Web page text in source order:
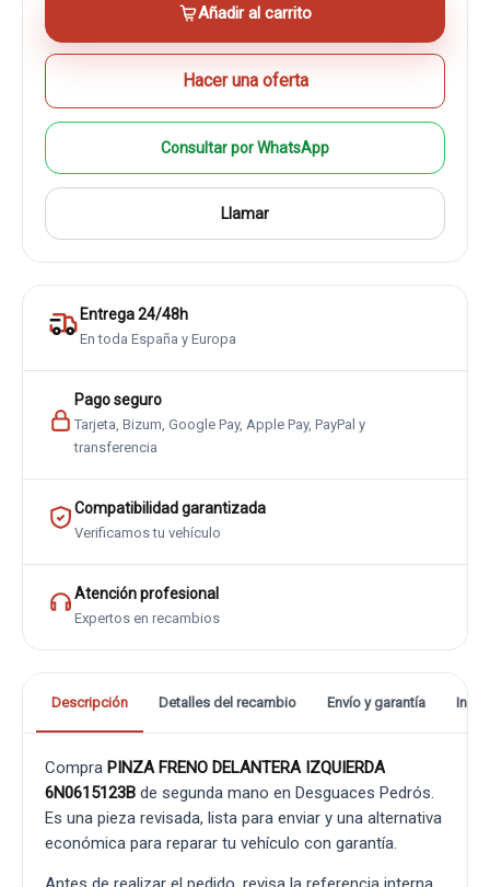
Añadir al carrito
Hacer una oferta
Consultar por WhatsApp
Llamar
Entrega 24/48h
En toda España y Europa
Pago seguro
Tarjeta, Bizum, Google Pay, Apple Pay, PayPal y
transferencia
Compatibilidad garantizada
Verificamos tu vehículo
Atención profesional
Expertos en recambios
Descripción Detalles del recambio Envío y garantía
Compra PINZA FRENO DELANTERA IZQUIERDA
6N0615123B de segunda mano en Desguaces Pedrós.
Es una pieza revisada, lista para enviar y una alternativa
económica para reparar tu vehículo con garantía.